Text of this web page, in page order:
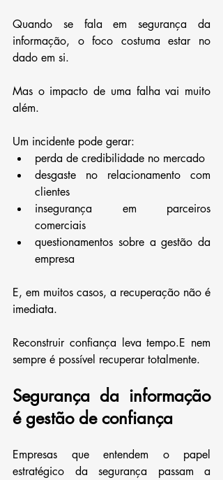
Quando se fala em segurança da
informação, o foco costuma estar no
dado em si.
Mas o impacto de uma falha vai muito
além.
Um incidente pode gerar:
perda de credibilidade no mercado
desgaste no relacionamento com
clientes
insegurança em parceiros
comerciais
questionamentos sobre a gestão da
empresa
E, em muitos casos, a recuperação não é
imediata.
Reconstruir confiança leva tempo.E nem
sempre é possível recuperar totalmente.
Segurança da informação
é gestão de confiança
Empresas que entendem o papel
estratégico da segurança passam a